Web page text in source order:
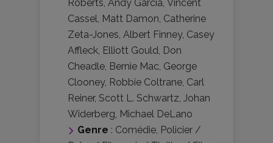
Roberts, Andy Garcia, Vincent
Cassel, Matt Damon, Catherine
Zeta-Jones, Albert Finney, Casey
Affleck, Elliott Gould, Don
Cheadle, Bernie Mac, George
Clooney, Robbie Coltrane, Carl
Reiner, Scott L. Schwartz, Johan
Widerberg, Michael DeLano
Genre : Comédie, Policier /